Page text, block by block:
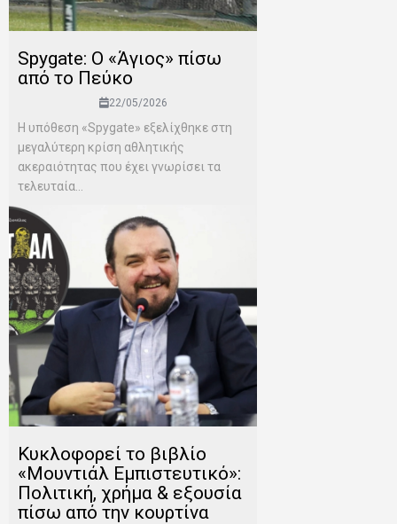
Spygate: Ο «Άγιος» πίσω
από το Πεύκο
22/05/2026
Η υπόθεση «Spygate» εξελίχθηκε στη
μεγαλύτερη κρίση αθλητικής
ακεραιότητας που έχει γνωρίσει τα
τελευταία...
Κυκλοφορεί το βιβλίο
«Μουντιάλ Εμπιστευτικό»:
Πολιτική, χρήμα & εξουσία
πίσω από την κουρτίνα